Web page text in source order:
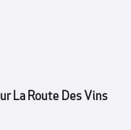
La Route Des Vins